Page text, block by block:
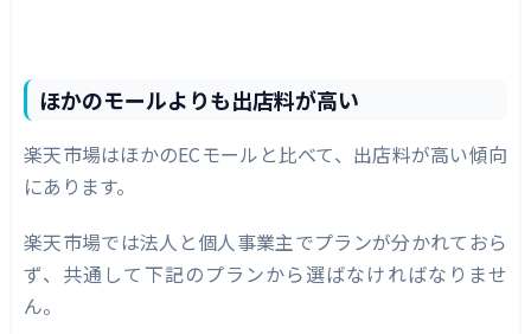
ほかのモールよりも出店料が高い
楽天市場はほかのECモールと比べて、出店料が高い傾向
にあります。
楽天市場では法人と個人事業主でプランが分かれておら
ず、共通して下記のプランから選ばなければなりませ
ん。